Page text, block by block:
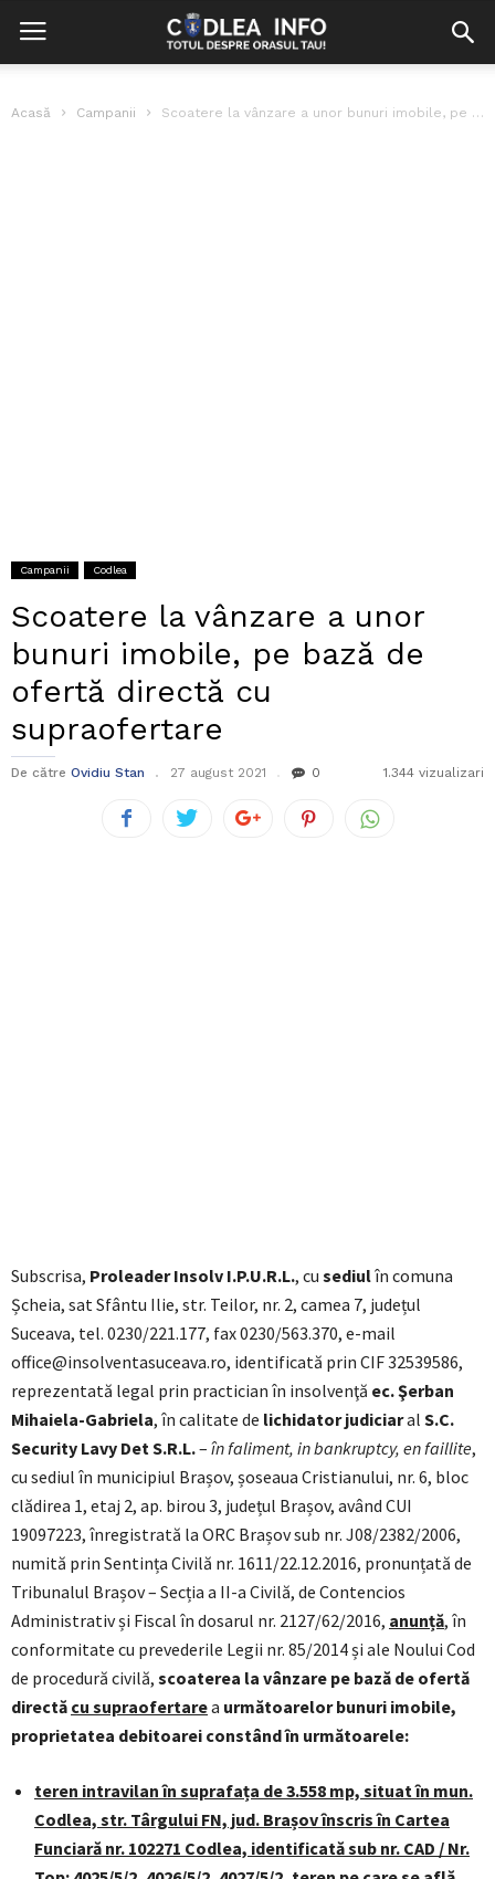
Acasă Campanii Scoatere la vânzare a unor bunuri imobile, pe bază de ofertă directă...
Campanii Codlea
Scoatere la vânzare a unor
bunuri imobile, pe bază de
ofertă directă cu
supraofertare
De către Ovidiu Stan 27 august 2021 0 1.344 vizualizari
Subscrisa, Proleader Insolv I.P.U.R.L., cu sediulîn comuna
Șcheia, sat Sfântu Ilie, str. Teilor, nr. 2, camea 7, județul
Suceava, tel. 0230/221.177, fax 0230/563.370, e-mail
office@insolventasuceava.ro, identificată prin CIF 32539586,
reprezentată legal prin practician în insolvenţă ec. Şerban
Mihaiela-Gabriela, în calitate de lichidator judiciaral S.C.
Security Lavy Det S.R.L.– în faliment, in bankruptcy, en faillite,
cu sediul în municipiul Brașov, șoseaua Cristianului, nr. 6, bloc
clădirea 1, etaj 2, ap. birou 3, județul Brașov, având CUI
19097223, înregistrată la ORC Brașov sub nr. J08/2382/2006,
numită prin Sentința Civilă nr. 1611/22.12.2016, pronunțată de
Tribunalul Brașov – Secția a II-a Civilă, de Contencios
Administrativ și Fiscal în dosarul nr. 2127/62/2016, anunță, în
conformitate cu prevederile Legii nr. 85/2014 și ale Noului Cod
de procedură civilă, scoaterea la vânzare pe bază de ofertă
directă cu supraofertarea următoarelor bunuri imobile,
proprietatea debitoarei constând în următoarele:
teren intravilan în suprafața de 3.558 mp, situat în mun.
Codlea, str. Târgului FN, jud. Brașov înscris în Cartea
Funciară nr. 102271 Codlea, identificată sub nr. CAD / Nr.